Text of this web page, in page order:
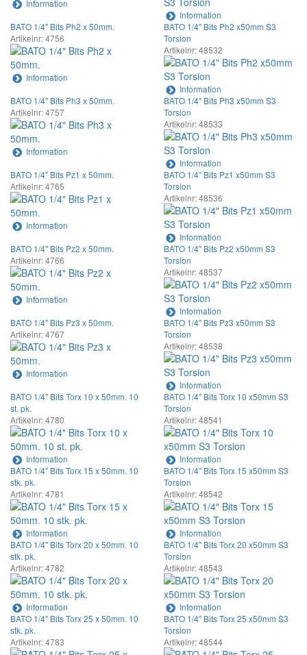
Information
Information
BATO 1/4" Bits Ph2 x 50mm.
Artikelnr: 4756
Information
BATO 1/4" Bits Ph2 x50mm S3
Torsion
Artikelnr: 48532
Information
BATO 1/4" Bits Ph3 x 50mm.
Artikelnr: 4757
Information
BATO 1/4" Bits Ph3 x50mm S3
Torsion
Artikelnr: 48533
Information
BATO 1/4" Bits Pz1 x 50mm.
Artikelnr: 4765
Information
BATO 1/4" Bits Pz1 x50mm S3
Torsion
Artikelnr: 48536
Information
BATO 1/4" Bits Pz2 x 50mm.
Artikelnr: 4766
Information
BATO 1/4" Bits Pz2 x50mm S3
Torsion
Artikelnr: 48537
Information
BATO 1/4" Bits Pz3 x 50mm.
Artikelnr: 4767
Information
BATO 1/4" Bits Pz3 x50mm S3
Torsion
Artikelnr: 48538
Information
BATO 1/4" Bits Torx 10 x 50mm. 10
st. pk.
Artikelnr: 4780
Information
BATO 1/4" Bits Torx 10 x50mm S3
Torsion
Artikelnr: 48541
Information
BATO 1/4" Bits Torx 15 x 50mm. 10
stk. pk.
Artikelnr: 4781
Information
BATO 1/4" Bits Torx 15 x50mm S3
Torsion
Artikelnr: 48542
Information
BATO 1/4" Bits Torx 20 x 50mm. 10
stk. pk.
Artikelnr: 4782
Information
BATO 1/4" Bits Torx 20 x50mm S3
Torsion
Artikelnr: 48543
Information
BATO 1/4" Bits Torx 25 x 50mm. 10
stk. pk.
Artikelnr: 4783
BATO 1/4" Bits Torx 25 x50mm S3
Torsion
Artikelnr: 48544